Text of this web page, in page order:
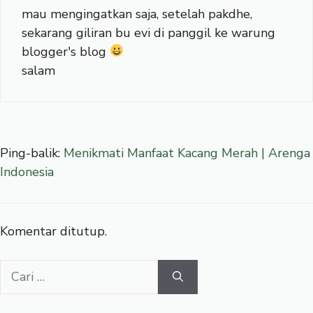
mau mengingatkan saja, setelah pakdhe,
sekarang giliran bu evi di panggil ke warung
blogger's blog
salam
Ping-balik: Menikmati Manfaat Kacang Merah | Arenga
Indonesia
Komentar ditutup.
Cari